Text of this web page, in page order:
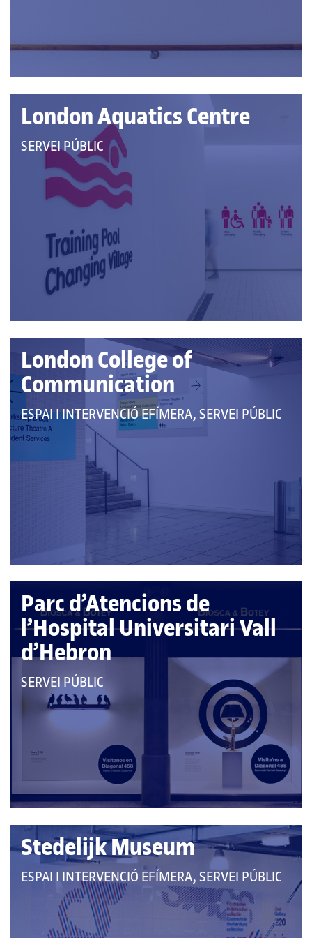
London Aquatics Centre
QUE
PERTANY
CATEGORIES:
SERVEI PÚBLIC
London College of
Communication
QUE
PERTANY
CATEGORIES:
ESPAI I INTERVENCIÓ EFÍMERA, SERVEI PÚBLIC
Parc d’Atencions de
l’Hospital Universitari Vall
d’Hebron
QUE
PERTANY
SERVEI PÚBLIC
Stedelijk Museum
QUE
PERTANY
ESPAI I INTERVENCIÓ EFÍMERA, SERVEI PÚBLIC